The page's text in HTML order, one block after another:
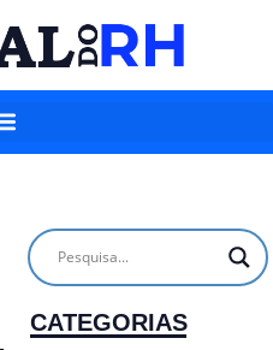
CATEGORIAS